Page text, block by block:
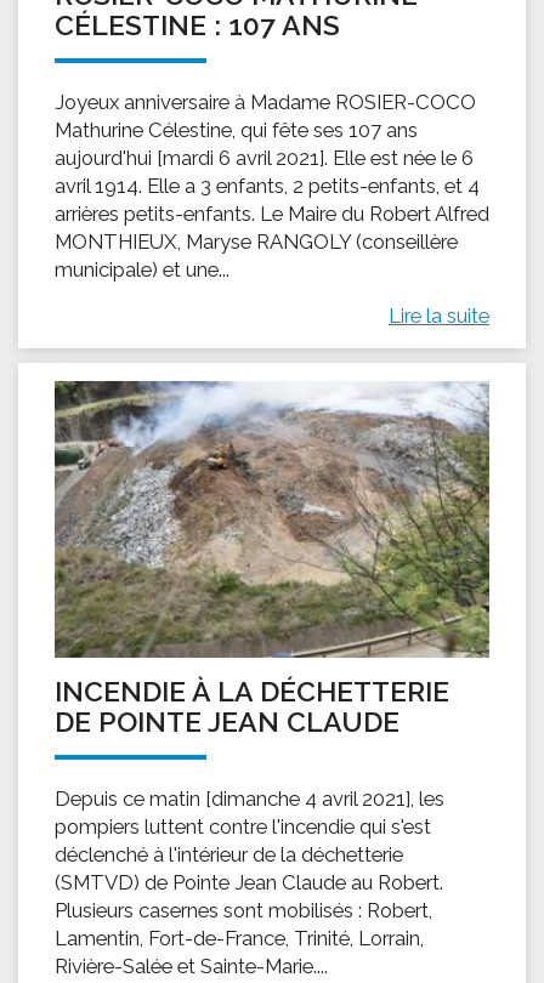
CÉLESTINE : 107 ANS
Joyeux anniversaire à Madame ROSIER-COCO
Mathurine Célestine, qui fête ses 107 ans
aujourd'hui [mardi 6 avril 2021]. Elle est née le 6
avril 1914. Elle a 3 enfants, 2 petits-enfants, et 4
arrières petits-enfants. Le Maire du Robert Alfred
MONTHIEUX, Maryse RANGOLY (conseillère
municipale) et une...
Lire la suite
INCENDIE À LA DÉCHETTERIE
DE POINTE JEAN CLAUDE
Depuis ce matin [dimanche 4 avril 2021], les
pompiers luttent contre l'incendie qui s'est
déclenché à l'intérieur de la déchetterie
(SMTVD) de Pointe Jean Claude au Robert.
Plusieurs casernes sont mobilisés : Robert,
Lamentin, Fort-de-France, Trinité, Lorrain,
Rivière-Salée et Sainte-Marie....